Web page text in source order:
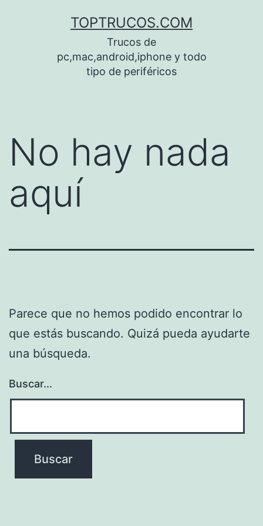
TOPTRUCOS.COM
Trucos de
pc,mac,android,iphone y todo
tipo de periféricos
No hay nada
aquí
Parece que no hemos podido encontrar lo
que estás buscando. Quizá pueda ayudarte
una búsqueda.
Buscar...